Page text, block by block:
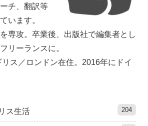
チ、翻訳等
います。
専攻。卒業後、出版社で編集者とし
リーランスに。
ス／ロンドン在住。2016年にドイ
ス生活 204